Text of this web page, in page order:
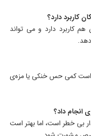
کاربرد دارد؟
کاربرد دارد و می تواند
است کمی حس خنکی یا مزه‌ی
انجام داد؟
بی خطر است، اما بهتر است